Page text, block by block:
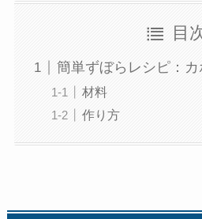
目
簡単ずぼらレシピ：
材料
作り方